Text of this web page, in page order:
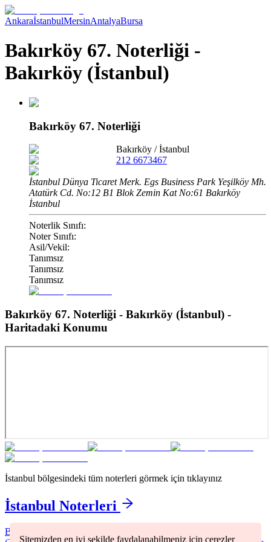
Sitemizden en iyi şekilde faydalanabilmeniz için çerezler
AnkaraİstanbulMersinAntalyaBursa
Bakırköy 67. Noterliği -
Bakırköy (İstanbul)
Bakırköy 67. Noterliği
Bakırköy /İstanbul
212 6673467
İstanbul Dünya Ticaret Merk. Egs Business Park Yeşilköy Mh.
Atatürk Cd. No:12 B1 Blok Zemin Kat No:61 Bakırköy
İstanbul
Noterlik Sınıfı:
Noter Sınıfı:
Asil/Vekil:
Tanımsız
Tanımsız
Tanımsız
Bakırköy 67. Noterliği - Bakırköy (İstanbul) -
Haritadaki Konumu
İstanbul bölgesindeki tüm noterleri görmek için tıklayınız
İstanbul Noterleri
Bağcılar